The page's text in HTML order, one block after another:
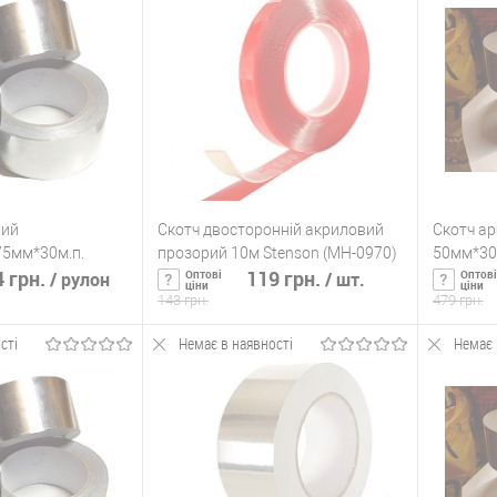
К сравнению
Немає в
наявності
Купить в 1 клик
К сравнению
В избранное
Немає в
наявності
В
грн. / рулон
К сравнению
Немає в
наявності
Скотч двосторонній акриловий
прозорий 10м Stenson (MH-0970)
Оптові
ціни 119 грн. / шт.
143 грн.
Підписатися
Купить в 1 клик
К сравнению
Немає в
наявності
Скотч
Оптові
ціни
479 грн.
В
Немає в наявності Немає